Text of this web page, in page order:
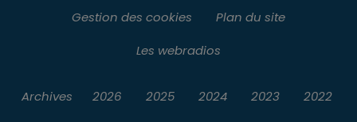
Gestion des cookies
Plan du site
Les webradios
Archives 2026 2025 2024 2023 2022